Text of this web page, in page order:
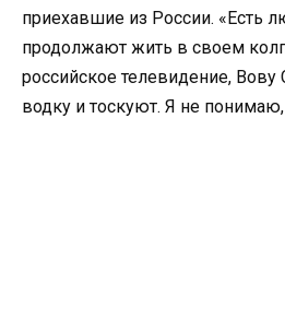
приехавшие из России. «Есть
продолжают жить в своем
российское телевидение,
водку и тоскуют. Я не понимаю,